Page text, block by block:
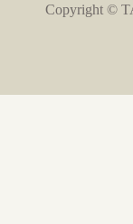
Copyright ©